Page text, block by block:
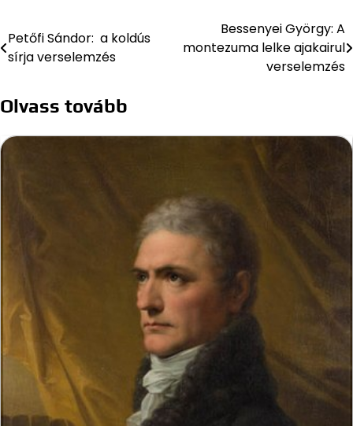
Bejegyzés
navigáció
Petőfi Sándor: a koldús
sírja verselemzés
Bessenyei György: A
montezuma lelke ajakairul
verselemzés
Olvass tovább